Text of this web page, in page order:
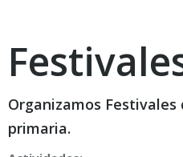
Organizamos
primaria.